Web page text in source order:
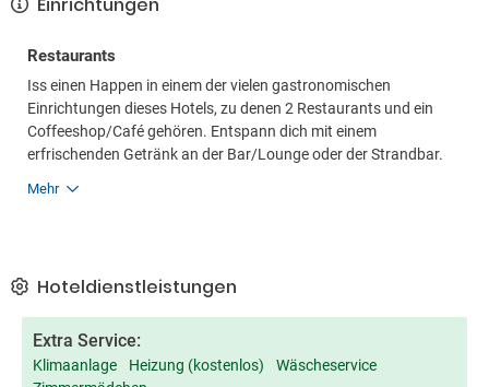
Restaurants
Iss einen Happen in einem der vielen gastronomischen
Einrichtungen dieses Hotels, zu denen 2 Restaurants und ein
Coffeeshop/Café gehören. Entspann dich mit einem
erfrischenden Getränk an der Bar/Lounge oder der Strandbar.
Mehr
Hoteldienstleistungen
Extra Service:
Klimaanlage Heizung (kostenlos)
Wäscheservice